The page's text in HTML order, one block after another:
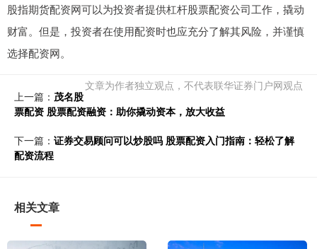
股指期货配资网可以为投资者提供杠杆股票配资公司工作，撬动
财富。但是，投资者在使用配资时也应充分了解其风险，并谨慎
选择配资网。
文章为作者独立观点，不代表联华证券门户网观点
上一篇： 茂名股
票配资 股票配资融资：助你撬动资本，放大收益
下一篇： 证券交易顾问可以炒股吗 股票配资入门指南：轻松了解
配资流程
相关文章